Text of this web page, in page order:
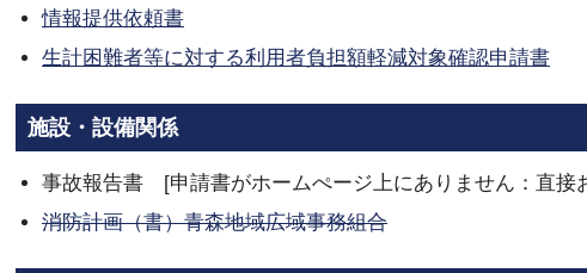
情報提供依頼書
生計困難者等に対する利用者負担額軽減対象確認申請書
施設・設備関係
事故報告書 [申請書がホームぺージ上にありません：直接
消防計画（書）青森地域広域事務組合